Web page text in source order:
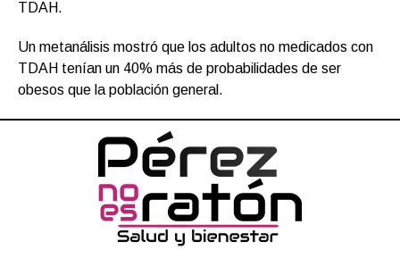
TDAH.
Un metanálisis mostró que los adultos no medicados con
TDAH tenían un 40% más de probabilidades de ser
obesos que la población general.